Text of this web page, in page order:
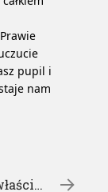
pupil i
nam
Wybierz właściwy olej – Olej valvoline